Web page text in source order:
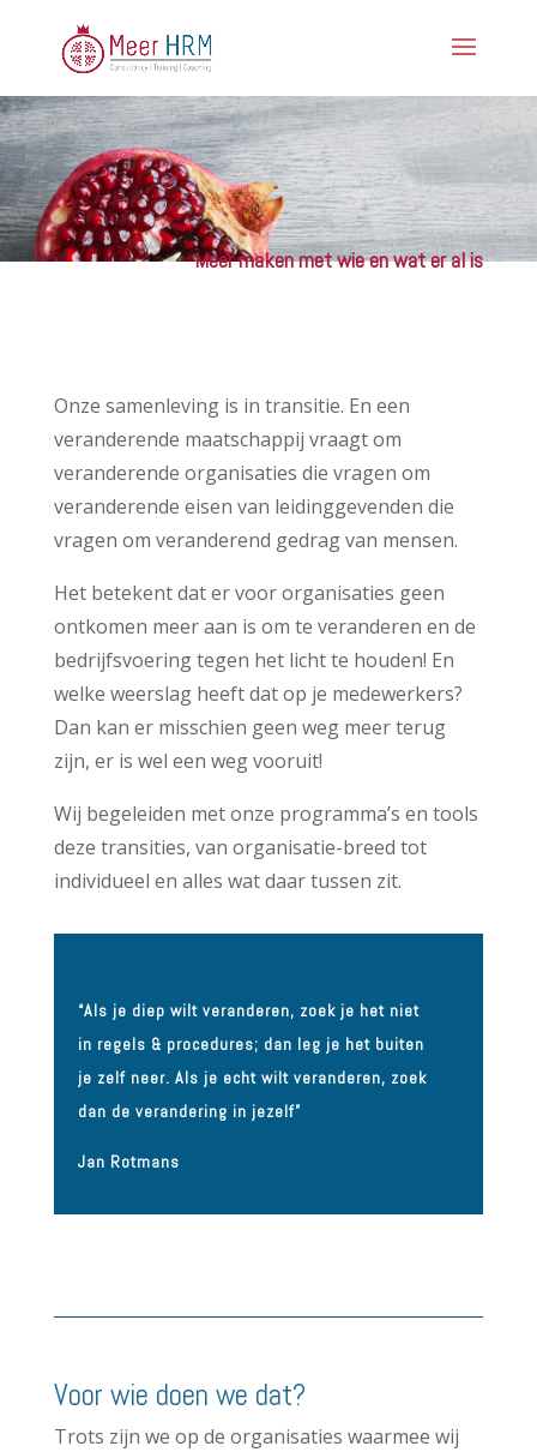
Meer maken met wie en wat er al is
Onze samenleving is in transitie. En een
veranderende maatschappij vraagt om
veranderende organisaties die vragen om
veranderende eisen van leidinggevenden die
vragen om veranderend gedrag van mensen.
Het betekent dat er voor organisaties geen
ontkomen meer aan is om te veranderen en de
bedrijfsvoering tegen het licht te houden! En
welke weerslag heeft dat op je medewerkers?
Dan kan er misschien geen weg meer terug
zijn, er is wel een weg vooruit!
Wij begeleiden met onze programma’s en tools
deze transities, van organisatie-breed tot
individueel en alles wat daar tussen zit.
“Als je diep wilt veranderen, zoek je het niet
in regels & procedures; dan leg je het buiten
je zelf neer. Als je echt wilt veranderen, zoek
dan de verandering in jezelf”
Jan Rotmans
Voor wie doen we dat?
Trots zijn we op de organisaties waarmee wij